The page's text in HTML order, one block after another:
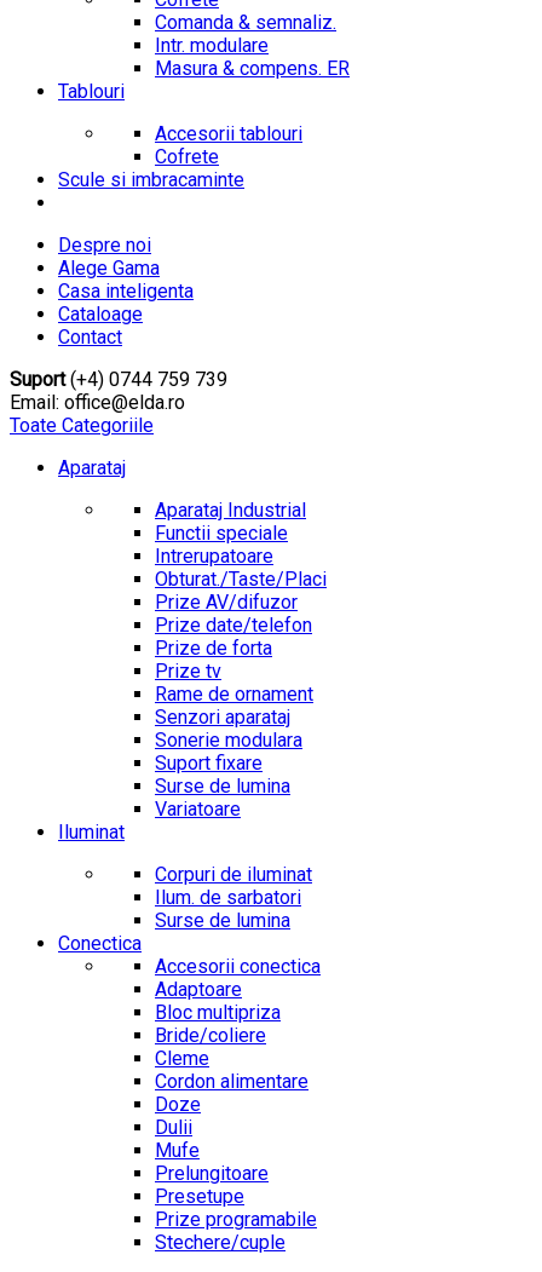
Comanda & semnaliz.
Intr. modulare
Masura & compens. ER
Tablouri
Accesorii tablouri
Cofrete
Scule si imbracaminte
Despre noi
Alege Gama
Casa inteligenta
Cataloage
Contact
Suport(+4) 0744 759 739
Email: office@elda.ro
Toate Categoriile
Aparataj
Aparataj Industrial
Functii speciale
Intrerupatoare
Obturat./Taste/Placi
Prize AV/difuzor
Prize date/telefon
Prize de forta
Prize tv
Rame de ornament
Senzori aparataj
Sonerie modulara
Suport fixare
Surse de lumina
Variatoare
Iluminat
Corpuri de iluminat
Ilum. de sarbatori
Surse de lumina
Conectica
Accesorii conectica
Adaptoare
Bloc multipriza
Bride/coliere
Cleme
Cordon alimentare
Doze
Dulii
Mufe
Prelungitoare
Presetupe
Prize programabile
Stechere/cuple